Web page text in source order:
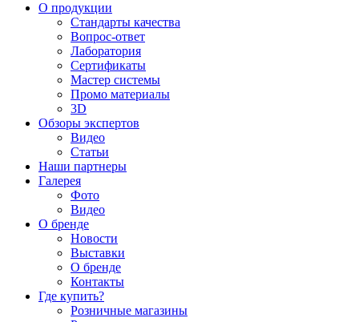
О продукции
Стандарты качества
Вопрос-ответ
Лаборатория
Сертификаты
Мастер системы
Промо материалы
3D
Обзоры экспертов
Видео
Статьи
Наши партнеры
Галерея
Фото
Видео
О бренде
Новости
Выставки
О бренде
Контакты
Где купить?
Розничные магазины